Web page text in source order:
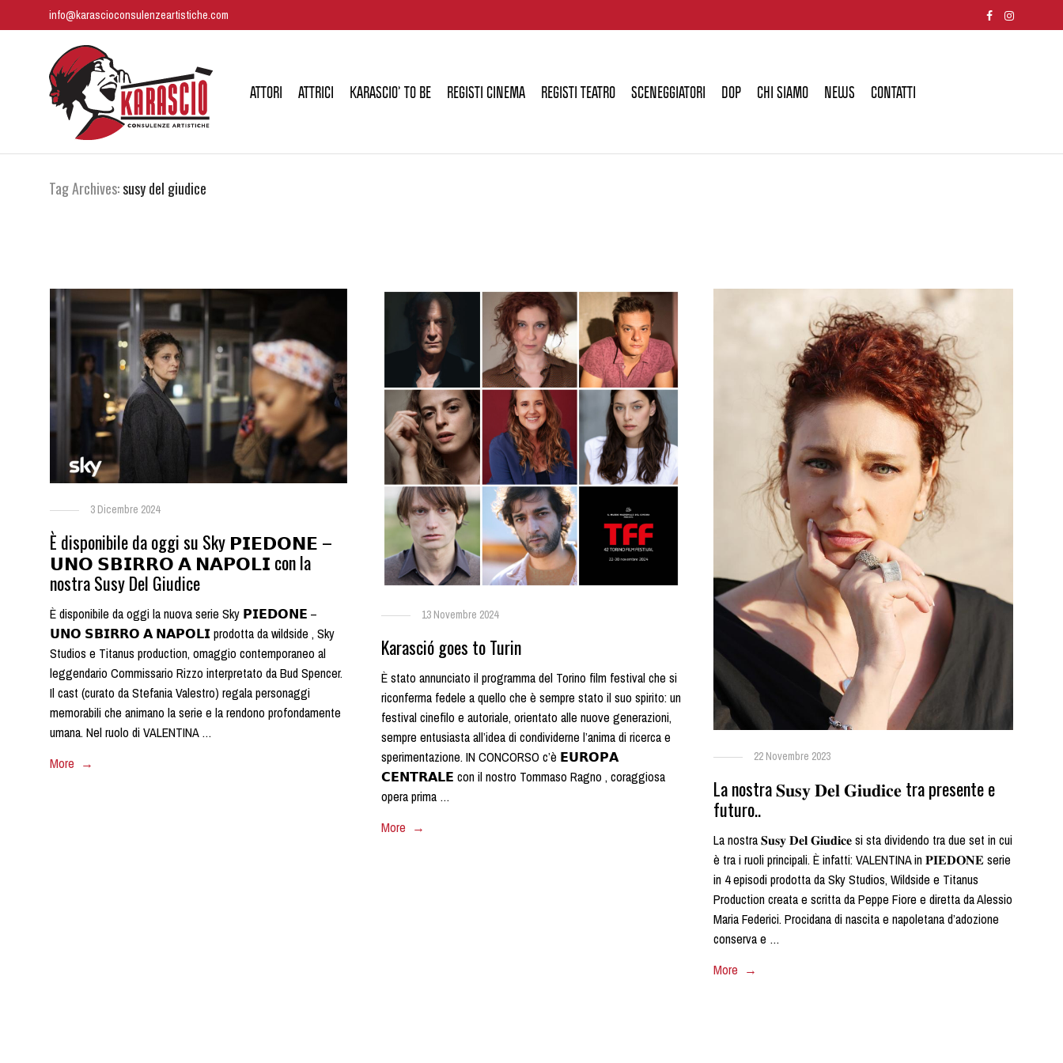
info@karascioconsulenzeartistiche.com
ATTORI ATTRICI KARASCIO’ TO BE REGISTI CINEMA REGISTI TEATRO SCENEGGIATORI DOP CHI SIAMO NEWS CONTATTI
Tag Archives:susy del giudice
3 Dicembre 2024
È disponibile da oggi su Sky 𝗣𝗜𝗘𝗗𝗢𝗡𝗘 –
𝗨𝗡𝗢 𝗦𝗕𝗜𝗥𝗥𝗢 𝗔 𝗡𝗔𝗣𝗢𝗟𝗜 con la
nostra Susy Del Giudice
È disponibile da oggi la nuova serie Sky 𝗣𝗜𝗘𝗗𝗢𝗡𝗘 –
𝗨𝗡𝗢 𝗦𝗕𝗜𝗥𝗥𝗢 𝗔 𝗡𝗔𝗣𝗢𝗟𝗜 prodotta da wildside , Sky
Studios e Titanus production, omaggio contemporaneo al
leggendario Commissario Rizzo interpretato da Bud Spencer.
Il cast (curato da Stefania Valestro) regala personaggi
memorabili che animano la serie e la rendono profondamente
umana. Nel ruolo di VALENTINA …
More →
13 Novembre 2024
Karasció goes to Turin
È stato annunciato il programma del Torino film festival che si
riconferma fedele a quello che è sempre stato il suo spirito: un
festival cinefilo e autoriale, orientato alle nuove generazioni,
sempre entusiasta all’idea di condividerne l’anima di ricerca e
sperimentazione. IN CONCORSO c’è 𝗘𝗨𝗥𝗢𝗣𝗔
𝗖𝗘𝗡𝗧𝗥𝗔𝗟𝗘 con il nostro Tommaso Ragno , coraggiosa
opera prima …
More →
22 Novembre 2023
La nostra 𝐒𝐮𝐬𝐲 𝐃𝐞𝐥 𝐆𝐢𝐮𝐝𝐢𝐜𝐞 tra presente e
futuro..
La nostra 𝐒𝐮𝐬𝐲 𝐃𝐞𝐥 𝐆𝐢𝐮𝐝𝐢𝐜𝐞 si sta dividendo tra due set in cui
è tra i ruoli principali. È infatti: VALENTINA in 𝐏𝐈𝐄𝐃𝐎𝐍𝐄 serie
in 4 episodi prodotta da Sky Studios, Wildside e Titanus
Production creata e scritta da Peppe Fiore e diretta da Alessio
Maria Federici. Procidana di nascita e napoletana d’adozione
conserva e …
More →